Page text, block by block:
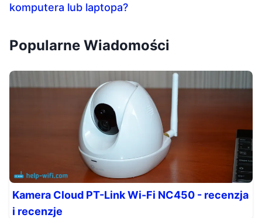
komputera lub laptopa?
Popularne Wiadomości
Kamera Cloud PT-Link Wi-Fi NC450 - recenzja
i recenzje